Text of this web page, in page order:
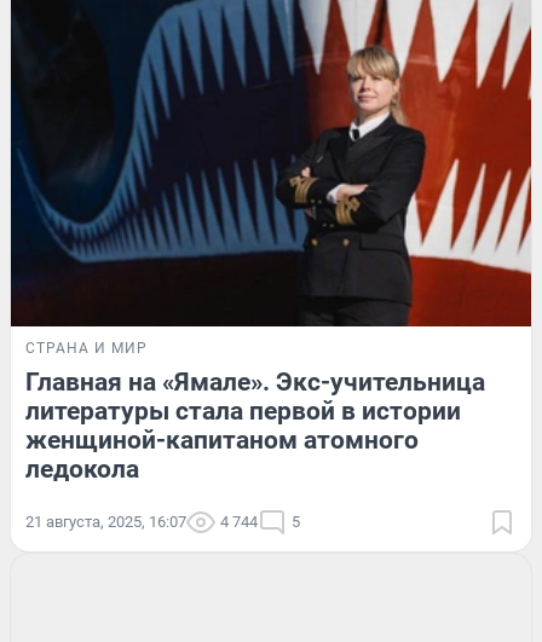
СТРАНА И МИР
Главная на «Ямале». Экс-учительница
литературы стала первой в истории
женщиной-капитаном атомного
ледокола
21 августа, 2025, 16:07 4 744 5